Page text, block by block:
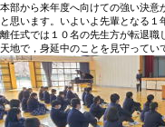
本部から来年度へ向けての強い決意
と思います。いよいよ先輩となる１
離任式では１０名の先生方が転退職
天地で，身延中のことを見守ってい